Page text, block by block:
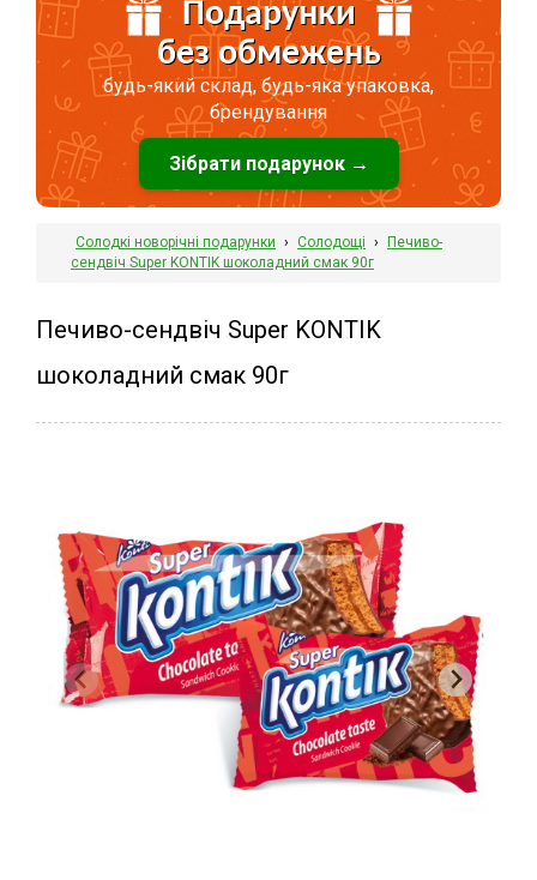
Подарунки
без обмежень
будь-який склад, будь-яка упаковка,
брендування
Зібрати подарунок →
Солодкі новорічні подарунки › Солодощі › Печиво-
сендвіч Super KONTIK шоколадний смак 90г
Печиво-сендвіч Super KONTIK
шоколадний смак 90г